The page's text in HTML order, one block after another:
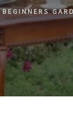
BEGINNERS